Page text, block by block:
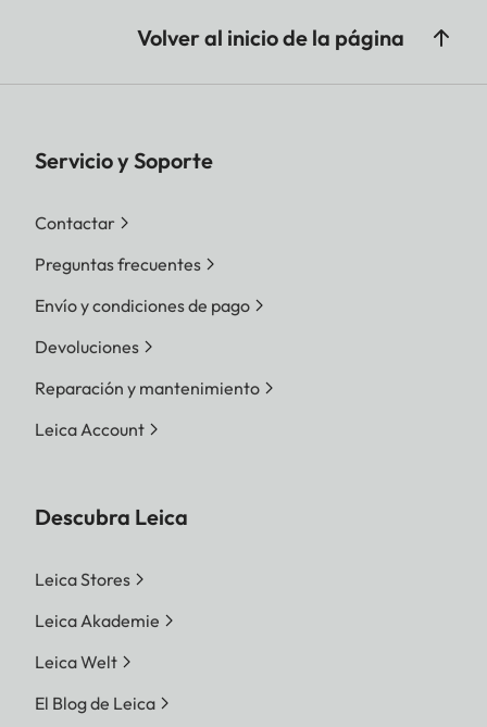
Volver al inicio de la página
Servicio y Soporte
Contactar
Preguntas frecuentes
Envío y condiciones de pago
Devoluciones
Reparación y mantenimiento
Leica Account
Descubra Leica
Leica Stores
Leica Akademie
Leica Welt
El Blog de Leica